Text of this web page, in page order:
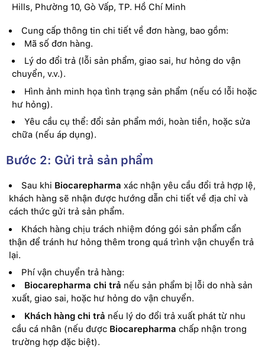
Hills, Phường 10, Gò Vấp, TP. Hồ Chí Minh
Cung cấp thông tin chi tiết về đơn hàng, bao gồm:
Mã số đơn hàng.
Lý do đổi trả (lỗi sản phẩm, giao sai, hư hỏng do vận
chuyển, v.v.).
Hình ảnh minh họa tình trạng sản phẩm (nếu có lỗi hoặc
hư hỏng).
Yêu cầu cụ thể: đổi sản phẩm mới, hoàn tiền, hoặc sửa
chữa (nếu áp dụng).
Bước 2: Gửi trả sản phẩm
Sau khi Biocarepharma xác nhận yêu cầu đổi trả hợp lệ,
khách hàng sẽ nhận được hướng dẫn chi tiết về địa chỉ và
cách thức gửi trả sản phẩm.
Khách hàng chịu trách nhiệm đóng gói sản phẩm cẩn
thận để tránh hư hỏng thêm trong quá trình vận chuyển trả
lại.
Phí vận chuyển trả hàng:
Biocarepharma chi trả nếu sản phẩm bị lỗi do nhà sản
xuất, giao sai, hoặc hư hỏng do vận chuyển.
Khách hàng chi trả nếu lý do đổi trả xuất phát từ nhu
cầu cá nhân (nếu được Biocarepharma chấp nhận trong
trường hợp đặc biệt).